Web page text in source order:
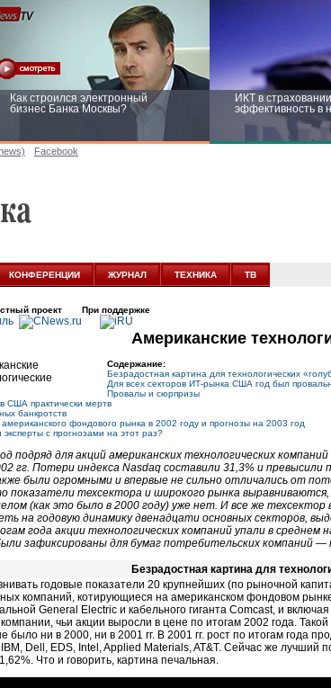
Как строился электронный
бизнес Банка Москвы?
ИКТ в
эффективность в
новых условиях
Facebook
КОНФЕРЕНЦИИ ЖУРНАЛ ТЕХНИКА ТВ
проект При поддержке
Американские
Содержание:
Безрадостная картина для технологических
Для всех секторов ИТ-рынка США год был
Провалы и сюрпризы
США практически мертв
банкротств
фондового рынка в 2002 году и прогнозы на 2003 год
эксперты с прогнозами на этот раз?
подряд для акций американских технологических
гг. Потери индекса Nasdaq составили 31,3% и
были огромными и впервые не сильно отличались от
показатели техсектора и широкого рынка
(как это было в 2000 году) уже нет. И все же
на годовую динамику двенадцати основных секторов,
года акции технологических компаний упали в среднем
зафиксированы для бумаг потребительских компаний —
Безрадостная картина для
годовые показатели 20 крупнейших (по рыночной
компаний, котирующиеся на американском фондовом
General Electric и кабельного гиганта Comcast, и
чьи акции выросли в цене по итогам 2002 года.
было ни в 2000, ни в 2001 гг. В 2001 гг. рост по итогам года
IBM, Dell, EDS, Intel, Applied Materials, AT&T. Сейчас же лучший
Что и говорить, картина печальная.